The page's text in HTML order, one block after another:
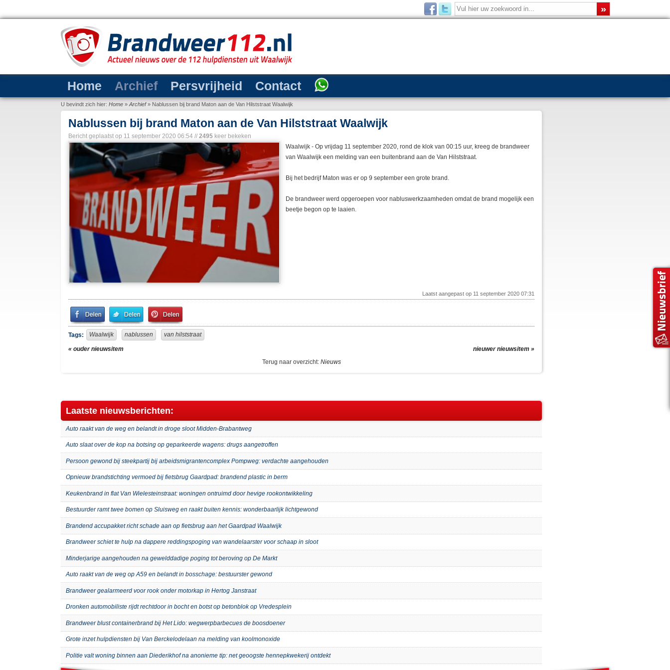
Home Archief Persvrijheid Contact
U bevindt zich hier: Home » Archief» Nablussen bij brand Maton aan de Van Hilststraat Waalwijk
Nablussen bij brand Maton aan de Van Hilststraat Waalwijk
Bericht geplaatst op 11 september 2020 06:54 // 2495 keer bekeken
Waalwijk - Op vrijdag 11 september 2020, rond de klok van 00:15 uur, kreeg de brandweer
van Waalwijk een melding van een buitenbrand aan de Van Hilststraat.
Bij het bedrijf Maton was er op 9 september een grote brand.
De brandweer werd opgeroepen voor nabluswerkzaamheden omdat de brand mogelijk een
beetje begon op te laaien.
Laatst aangepast op 11 september 2020 07:31
Share
on
Facebook
Share
on
Twitter
Pin
It!
Tags:
Waalwijk nablussen van hilststraat
« ouder nieuwsitem
nieuwer nieuwsitem »
Terug naar overzicht: Nieuws
Laatste nieuwsberichten:
Auto raakt van de weg en belandt in droge sloot Midden-Brabantweg
Auto slaat over de kop na botsing op geparkeerde wagens: drugs aangetroffen
Persoon gewond bij steekpartij bij arbeidsmigrantencomplex Pompweg: verdachte aangehouden
Opnieuw brandstichting vermoed bij fietsbrug Gaardpad: brandend plastic in berm
Keukenbrand in flat Van Wielesteinstraat: woningen ontruimd door hevige rookontwikkeling
Bestuurder ramt twee bomen op Sluisweg en raakt buiten kennis: wonderbaarlijk lichtgewond
Brandend accupakket richt schade aan op fietsbrug aan het Gaardpad Waalwijk
Brandweer schiet te hulp na dappere reddingspoging van wandelaarster voor schaap in sloot
Minderjarige aangehouden na gewelddadige poging tot beroving op De Markt
Auto raakt van de weg op A59 en belandt in bosschage: bestuurster gewond
Brandweer gealarmeerd voor rook onder motorkap in Hertog Janstraat
Dronken automobiliste rijdt rechtdoor in bocht en botst op betonblok op Vredesplein
Brandweer blust containerbrand bij Het Lido: wegwerpbarbecues de boosdoener
Grote inzet hulpdiensten bij Van Berckelodelaan na melding van koolmonoxide
Politie valt woning binnen aan Diederikhof na anonieme tip: net geoogste hennepkwekerij ontdekt